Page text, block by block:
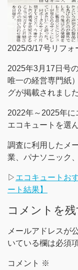
2025/3/17号リフォ
2025年3月17日号
唯一の経営専門紙
グが掲載されました
2022年～2025年
エコキュートを選
調査に利用したメ
業、パナソニック
▷ エコキュートお
ート結果】
コメントを残
メールアドレスが
いている欄は必須
コメント ※